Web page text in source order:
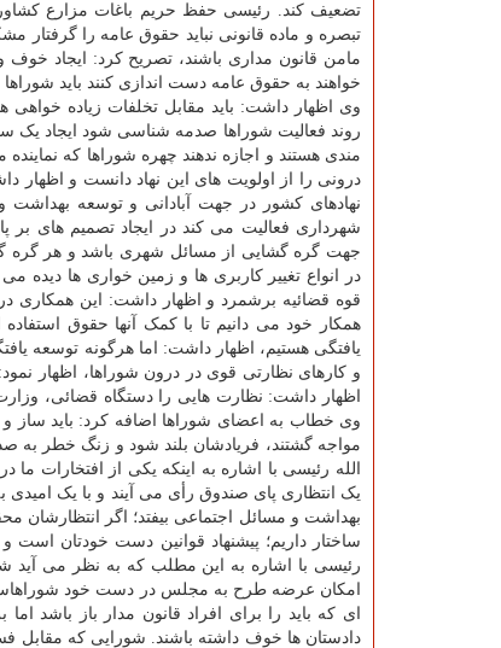
تضعیف کند. رئیسی حفظ حریم باغات مزارع
تبصره و ماده قانونی نباید حقوق عامه را گرفتار
مامن قانون مداری باشند، تصریح کرد: ایجاد
خواهند به حقوق عامه دست اندازی کنند باید
وی اظهار داشت: باید مقابل تخلفات زیاده خواهی ها
روند فعالیت شوراها صدمه شناسی شود ایجاد یک
مندی هستند و اجازه ندهند چهره شوراها که
درونی را از اولویت های این نهاد دانست و اظهار
نهادهای کشور در جهت آبادانی و توسعه بهداشت
شهرداری فعالیت می کند در ایجاد تصمیم های بر
جهت گره گشایی از مسائل شهری باشد و هر گره
در انواع تغییر کاربری ها و زمین خواری ها دیده
قوه قضائیه برشمرد و اظهار داشت: این همکاری
همکار خود می دانیم تا با کمک آنها حقوق
یافتگی هستیم، اظهار داشت: اما هرگونه توسعه
و کارهای نظارتی قوی در درون شوراها، اظهار
اظهار داشت: نظارت هایی را دستگاه قضائی،
وی خطاب به اعضای شوراها اضافه کرد: باید ساز و
مواجه گشتند، فریادشان بلند شود و زنگ خطر به
الله رئیسی با اشاره به اینکه یکی از افتخارات
یک انتظاری پای صندوق رأی می آیند و با یک
بهداشت و مسائل اجتماعی بیفتد؛ اگر انتظارشان
ساختار داریم؛ پیشنهاد قوانین دست خودتان است
رئیسی با اشاره به این مطلب که به نظر می آید
امکان عرضه طرح به مجلس در دست خود شوراهاست،
ای که باید را برای افراد قانون مدار باز باشد
دادستان ها خوف داشته باشند. شورایی که مقابل